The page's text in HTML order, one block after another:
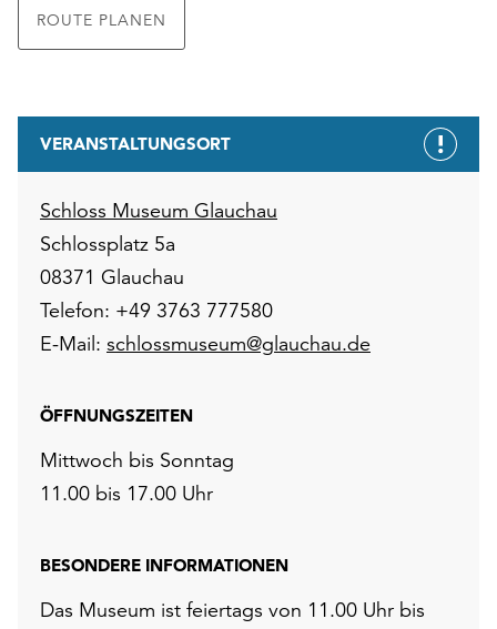
ROUTE PLANEN
VERANSTALTUNGSORT
Schloss Museum Glauchau
Schlossplatz 5a
08371 Glauchau
Telefon: +49 3763 777580
E-Mail: schlossmuseum@glauchau.de
ÖFFNUNGSZEITEN
Mittwoch bis Sonntag
11.00 bis 17.00 Uhr
BESONDERE INFORMATIONEN
Das Museum ist feiertags von 11.00 Uhr bis